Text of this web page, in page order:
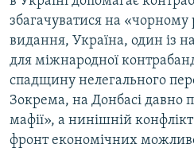
збагачуватися на
видання, Україна, один із
для міжнародної
спадщину нелегального
Зокрема, на Донбасі давно
мафії», а нинішній
фронт економічних